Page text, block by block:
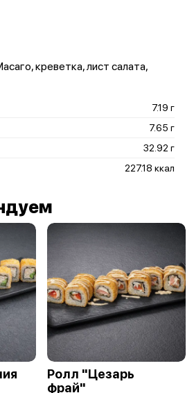
креветка, лист салата,
7.19 г
7.65 г
32.92 г
227.18 ккал
Ролл "Цезарь
фрай"